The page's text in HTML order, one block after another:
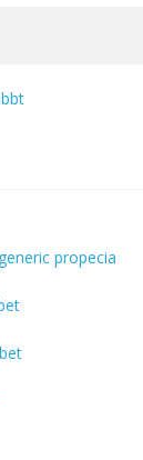
propecia